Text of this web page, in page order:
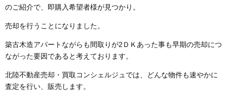
のご紹介で、即購入希望者様が見つかり。
売却を行うことになりました。
築古木造アパートながらも間取りが2ＤＫあった事も早期の売却につ
ながった要因であると考えております。
北陸不動産売却・買取コンシェルジュでは、どんな物件も速やかに
査定を行い、販売します。